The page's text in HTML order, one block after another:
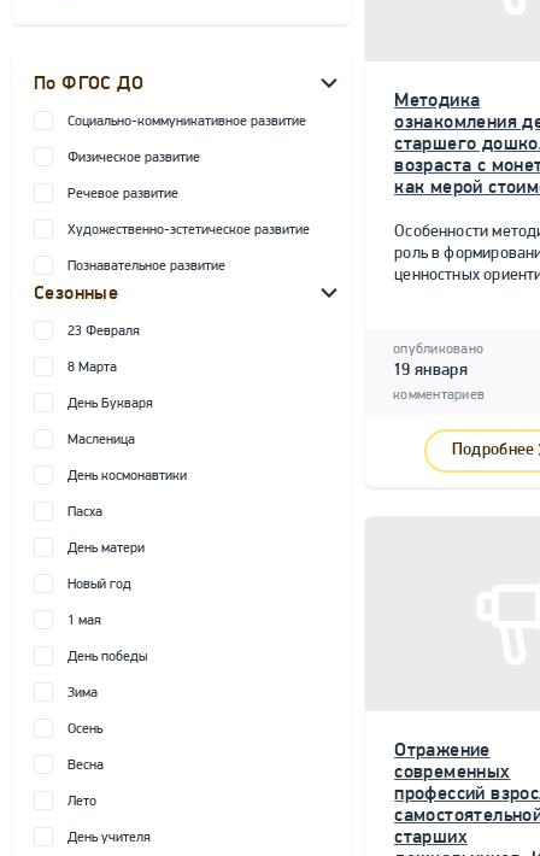
По ФГОС ДО
Социально-коммуникативное развитие
Физическое развитие
Речевое развитие
Художественно-эстетическое развитие
Познавательное развитие
Сезонные
23 Февраля
8 Марта
День Букваря
Масленица
День космонавтики
Пасха
День матери
Новый год
1 мая
День победы
Зима
Осень
Весна
Лето
День учителя
Методика
ознакомления
старшего
возраста с
как мерой
Особенности
роль в
ценностных
опубликовано
19 января
комментариев
Подробнее
Отражение
современных
профессий
старших